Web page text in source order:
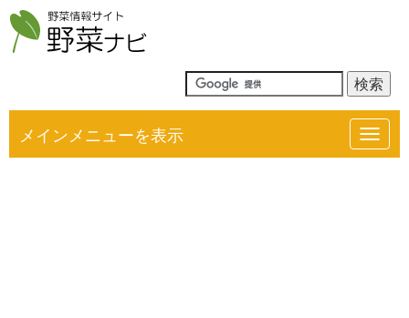
メインメニューを表示